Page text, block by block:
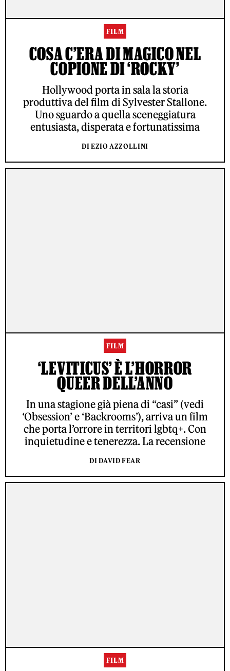
FILM
COSA C’ERA DI MAGICO NEL
COPIONE DI ‘ROCKY’
Hollywood porta in sala la storia
produttiva del film di Sylvester Stallone.
Uno sguardo a quella sceneggiatura
entusiasta, disperata e fortunatissima
DI EZIO AZZOLLINI
FILM
‘LEVITICUS’ È L’HORROR
QUEER DELL’ANNO
In una stagione già piena di “casi” (vedi
‘Obsession’ e ‘Backrooms’), arriva un film
che porta l’orrore in territori lgbtq+. Con
inquietudine e tenerezza. La recensione
DI DAVID FEAR
FILM